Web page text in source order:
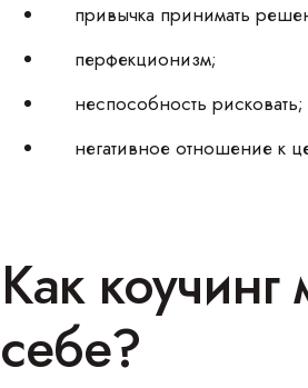
привычка принимать
перфекционизм;
неспособность рисковать;
негативное отношение к
Как
себе?